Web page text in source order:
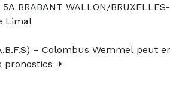
5A BRABANT WALLON/
Limal
– Colombus Wemmel peut
pronostics